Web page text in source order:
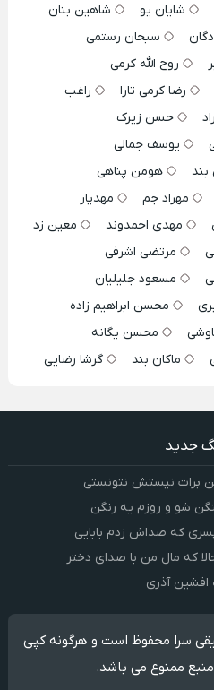
شایان یو
شاهین بنان
سبحان رستمی
روح الله کرمی
رضا کرمی تارا
راغب
حسن زیرک
یوسف جمالی
هومن پناهی
مهراد جم
مهدیار
مهدی احمدوند
معین زد
مرتضی اشرفی
مسعود جلیلیان
محسن ابراهیم زاده
محسن یگانه
ماکان بند گرشا رضایی
جدید
برات نیستش نتونستی
شو و روزم یه رنگن
که صداش زدم بابایی
که مال من با صدای دختر
افشین آذری
سرا محفوظ است و هرگونه کپی
ممنوع می باشد.